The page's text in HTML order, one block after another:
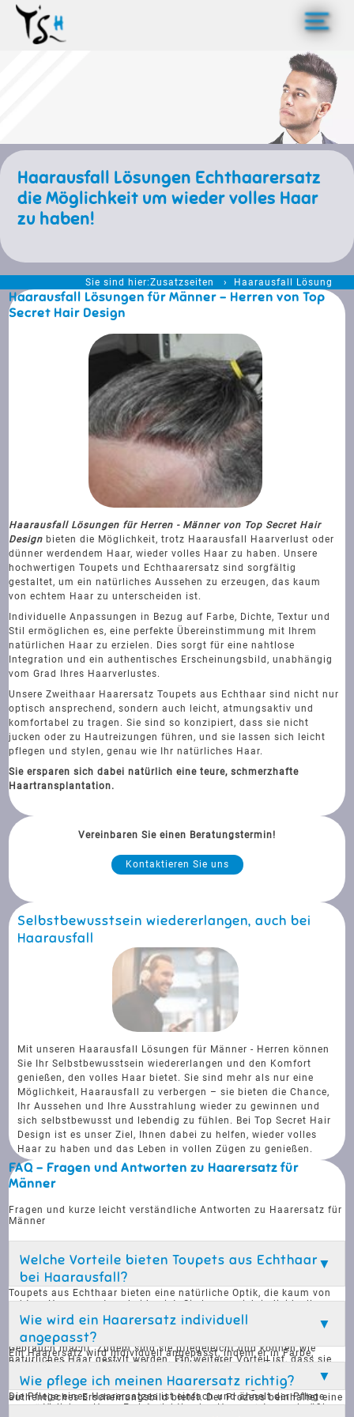
>
Haarausfall Lösungen Echthaarersatz
die Möglichkeit um wieder volles Haar
zu haben!
Sie sind hier:Zusatzseiten Haarausfall Lösung
Haarausfall Lösungen für Männer - Herren von Top
Secret Hair Design
Haarausfall Lösungen für Herren - Männer von Top Secret Hair
Design bieten die Möglichkeit, trotz Haarausfall Haarverlust oder
dünner werdendem Haar, wieder volles Haar zu haben. Unsere
hochwertigen Toupets und Echthaarersatz sind sorgfältig
gestaltet, um ein natürliches Aussehen zu erzeugen, das kaum
von echtem Haar zu unterscheiden ist.
Individuelle Anpassungen in Bezug auf Farbe, Dichte, Textur und
Stil ermöglichen es, eine perfekte Übereinstimmung mit Ihrem
natürlichen Haar zu erzielen. Dies sorgt für eine nahtlose
Integration und ein authentisches Erscheinungsbild, unabhängig
vom Grad Ihres Haarverlustes.
Unsere Zweithaar Haarersatz Toupets aus Echthaar sind nicht nur
optisch ansprechend, sondern auch leicht, atmungsaktiv und
komfortabel zu tragen. Sie sind so konzipiert, dass sie nicht
jucken oder zu Hautreizungen führen, und sie lassen sich leicht
pflegen und stylen, genau wie Ihr natürliches Haar.
Sie ersparen sich dabei natürlich eine teure, schmerzhafte
Haartransplantation.
Vereinbaren Sie einen Beratungstermin!
Kontaktieren Sie uns
Selbstbewusstsein wiedererlangen, auch bei
Haarausfall
Mit unseren Haarausfall Lösungen für Männer - Herren können
Sie Ihr Selbstbewusstsein wiedererlangen und den Komfort
genießen, den volles Haar bietet. Sie sind mehr als nur eine
Möglichkeit, Haarausfall zu verbergen – sie bieten die Chance,
Ihr Aussehen und Ihre Ausstrahlung wieder zu gewinnen und
sich selbstbewusst und lebendig zu fühlen. Bei Top Secret Hair
Design ist es unser Ziel, Ihnen dabei zu helfen, wieder volles
Haar zu haben und das Leben in vollen Zügen zu genießen.
FAQ - Fragen und Antworten zu Haarersatz für
Männer
Fragen und kurze leicht verständliche Antworten zu Haarersatz für
Männer
Welche Vorteile bieten Toupets aus Echthaar
bei Haarausfall?
Toupets aus Echthaar bieten eine natürliche Optik, die kaum von
echtem Haar zu unterscheiden ist. Sie lassen sich individuell
anpassen, um perfekt mit der natürlichen Haarfarbe, Dichte und
Textur zu harmonieren. Diese Toupets sind leicht, atmungsaktiv
und komfortabel zu tragen, was sie ideal für den täglichen
Gebrauch macht. Zudem sind sie pflegeleicht und können wie
natürliches Haar gestylt werden. Ein weiterer Vorteil ist, dass sie
Haartransplantationen darstellen.
Wie wird ein Haarersatz individuell
angepasst?
Ein Haarersatz wird individuell angepasst, indem er in Farbe,
Dichte, Textur und Stil auf das natürliche Haar des Trägers
abgestimmt wird. Diese Anpassungen sorgen dafür, dass der
Haarersatz nahtlos in das vorhandene Haar integriert wird und ein
authentisches Erscheinungsbild bietet. Der Prozess beinhaltet eine
Wie pflege ich meinen Haarersatz richtig?
Die Pflege eines Haarersatzes ist einfach und ähnelt der Pflege
von natürlichem Haar. Es ist wichtig, den Haarersatz regelmäßig